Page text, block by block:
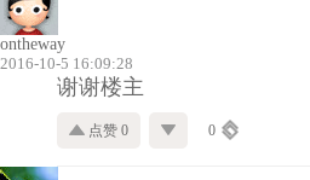
ontheway
2016-10-5 16:09:28
谢谢楼主
点赞 0 0